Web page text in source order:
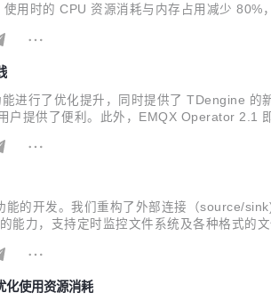
用时的 CPU 资源消耗与内存占用减少
进行了优化提升，同时提供了 TDengine
提供了便利。此外，EMQX Operator 2.1
的开发。我们重构了外部连接（source/
能力，支持定时监控文件系统及各种格式的
化使用资源消耗